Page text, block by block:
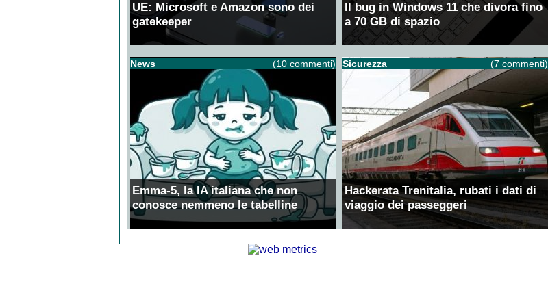
UE: Microsoft e Amazon sono dei
gatekeeper
Il bug in Windows 11 che divora fino
a 70 GB di spazio
News (10 commenti)
Emma-5, la IA italiana che non
conosce nemmeno le tabelline
Sicurezza (7 commenti)
Hackerata Trenitalia, rubati i dati di
viaggio dei passeggeri